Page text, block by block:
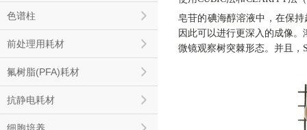
色谱柱
前处理用耗材
氟树脂(PFA)耗材
抗静电耗材
皂苷的碘海醇溶液中，在保
因此可以进行更深入的成像
微镜观察树突棘形态。并且，